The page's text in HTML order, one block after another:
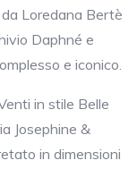
Loredana Bertè
Daphné e
e iconico.
in stile Belle
Josephine &
in dimensioni